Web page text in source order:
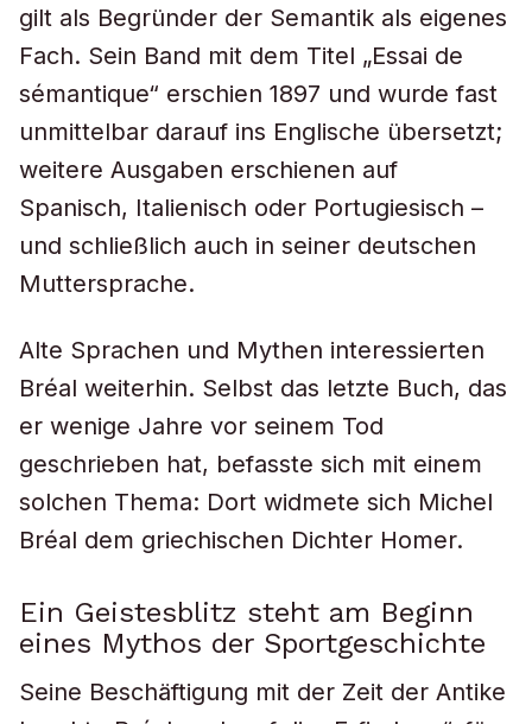
gilt als Begründer der Semantik als eigenes
Fach. Sein Band mit dem Titel „Essai de
sémantique“ erschien 1897 und wurde fast
unmittelbar darauf ins Englische übersetzt;
weitere Ausgaben erschienen auf
Spanisch, Italienisch oder Portugiesisch –
und schließlich auch in seiner deutschen
Muttersprache.
Alte Sprachen und Mythen interessierten
Bréal weiterhin. Selbst das letzte Buch, das
er wenige Jahre vor seinem Tod
geschrieben hat, befasste sich mit einem
solchen Thema: Dort widmete sich Michel
Bréal dem griechischen Dichter Homer.
Ein Geistesblitz steht am Beginn
eines Mythos der Sportgeschichte
Seine Beschäftigung mit der Zeit der Antike